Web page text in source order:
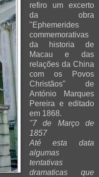
refiro um excerto
da obra
"Ephemerides
commemorativas
da historia de
Macau e das
relações da China
com os Povos
Christãos" de
António Marques
Pereira e editado
em 1868.
"7 de Março de
1857
Até esta data
algumas
tentativas
dramaticas que